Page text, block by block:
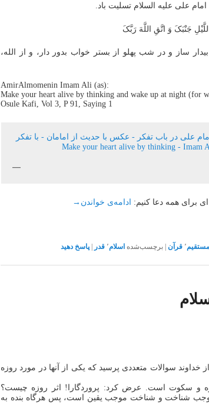
علی علیه السلام تسلیت باد.
جَنْبَکَ وَ اتَّقِ اللَّهَ رَبَّکَ
ساز و در شب پهلو از بستر خواب بدور دار، و از الله،
AmirAlmomenin Imam Ali (as):
Make your heart alive by thinking and wake up at night (for
Osule Kafi, Vol 3, P 91, Saying 1
ادامه‌ی خواندن →
٬ قرآن | برچسب‌شده اسلام٬ قدر | پاسخ دهید
از خداوند سوالات متعددی پرسید که یکی از آنها در مورد روزه
و سکوت است. عرض کرد: پروردگارا! اثر روزه چیست؟
شناخت و شناخت موجب یقین است، پس هرگاه بنده به